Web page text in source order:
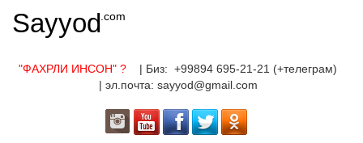
Sayyod .com
"ФАХРЛИ ИНСОН" ?
| Биз: +99894 695-21-21 (+телеграм)
| эл.почта: sayyod@gmail.com